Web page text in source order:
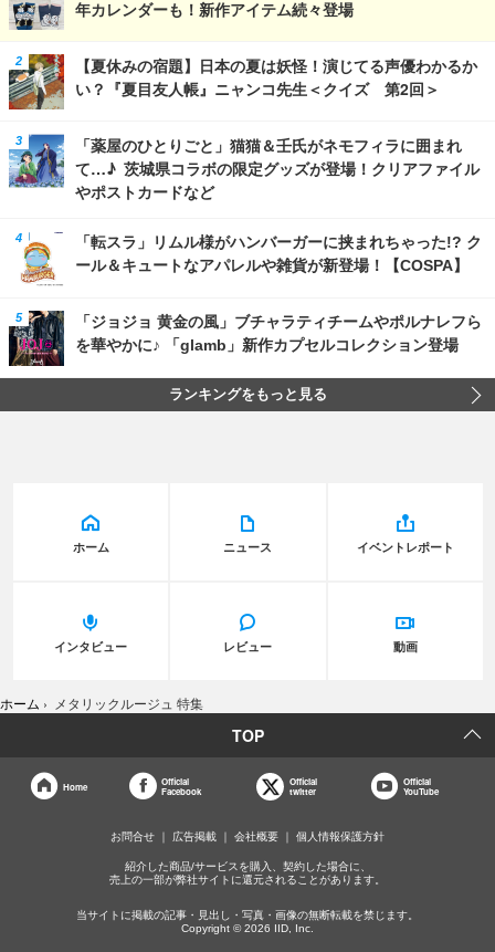
年カレンダーも！新作アイテム続々登場
【夏休みの宿題】日本の夏は妖怪！演じてる声優わかるか
い？『夏目友人帳』ニャンコ先生＜クイズ 第2回＞
「薬屋のひとりごと」猫猫＆壬氏がネモフィラに囲まれ
て…♪ 茨城県コラボの限定グッズが登場！クリアファイル
やポストカードなど
「転スラ」リムル様がハンバーガーに挟まれちゃった!? ク
ール＆キュートなアパレルや雑貨が新登場！【COSPA】
「ジョジョ 黄金の風」ブチャラティチームやポルナレフら
を華やかに♪ 「glamb」新作カプセルコレクション登場
ランキングをもっと見る
ホーム ニュース イベントレポート
インタビュー レビュー 動画
ホーム › メタリックルージュ 特集
TOP
Home
Official
Facebook
Official
twitter
Official
YouTube
お問合せ 広告掲載 会社概要 個人情報保護方針
紹介した商品/サービスを購入、契約した場合に、
売上の一部が弊社サイトに還元されることがあります。
当サイトに掲載の記事・見出し・写真・画像の無断転載を禁じます。
Copyright © 2026 IID, Inc.